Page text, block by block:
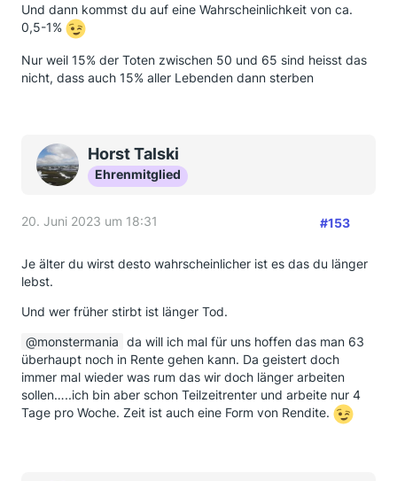
Und dann kommst du auf eine Wahrscheinlichkeit von ca.
0,5-1%
Nur weil 15% der Toten zwischen 50 und 65 sind heisst das
nicht, dass auch 15% aller Lebenden dann sterben
Horst Talski
Ehrenmitglied
20. Juni 2023 um 18:31 #153
Je älter du wirst desto wahrscheinlicher ist es das du länger
lebst.
Und wer früher stirbt ist länger Tod.
monstermania da will ich mal für uns hoffen das man 63
überhaupt noch in Rente gehen kann. Da geistert doch
immer mal wieder was rum das wir doch länger arbeiten
sollen…..ich bin aber schon Teilzeitrenter und arbeite nur 4
Tage pro Woche. Zeit ist auch eine Form von Rendite.